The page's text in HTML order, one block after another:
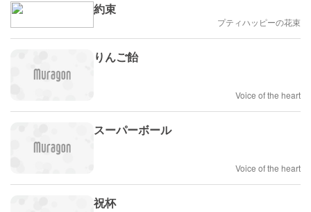
約束
プティハッピーの花束
りんご飴
Voice of the heart
スーパーボール
Voice of the heart
祝杯